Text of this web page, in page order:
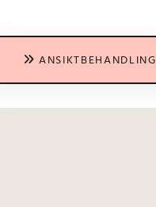
ANSIKTBEHANDLING